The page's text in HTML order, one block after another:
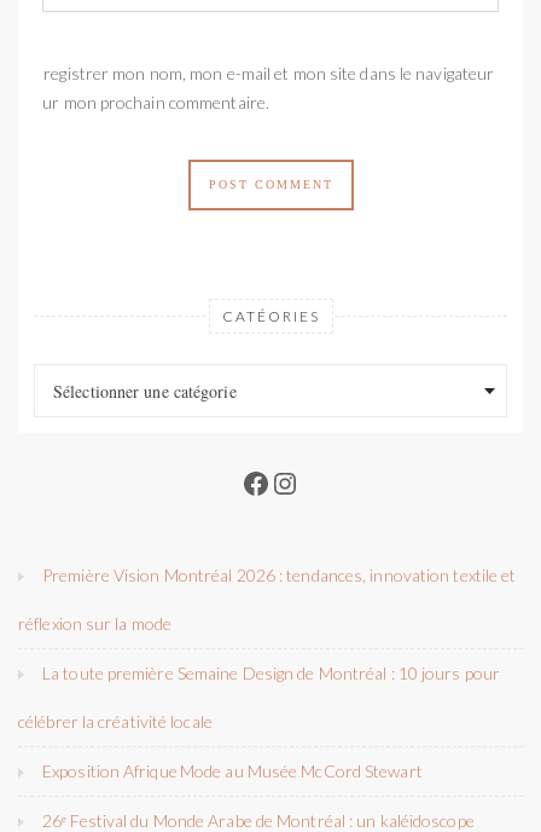
Enregistrer mon nom, mon e-mail et mon site dans le navigateur
pour mon prochain commentaire.
CATÉORIES
Sélectionner une catégorie
Facebook
Instagram
Première Vision Montréal 2026 : tendances, innovation textile et
réflexion sur la mode
La toute première Semaine Design de Montréal : 10 jours pour
célébrer la créativité locale
Exposition Afrique Mode au Musée McCord Stewart
26ᵉ Festival du Monde Arabe de Montréal : un kaléidoscope